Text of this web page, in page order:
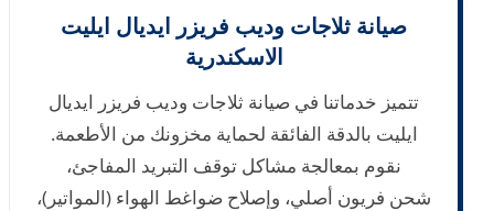
صيانة ثلاجات وديب فريزر ايديال ايليت
الاسكندرية
تتميز خدماتنا في صيانة ثلاجات وديب فريزر ايديال
ايليت بالدقة الفائقة لحماية مخزونك من الأطعمة.
نقوم بمعالجة مشاكل توقف التبريد المفاجئ،
شحن فريون أصلي، وإصلاح ضواغط الهواء (المواتير)،